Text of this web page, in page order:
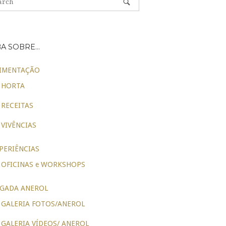
SOBRE…
HORTA
RECEITAS
VIVÊNCIAS
OFICINAS e WORKSHOPS
ANEROL
GALERIA FOTOS/ANEROL
GALERIA VÍDEOS/ ANEROL